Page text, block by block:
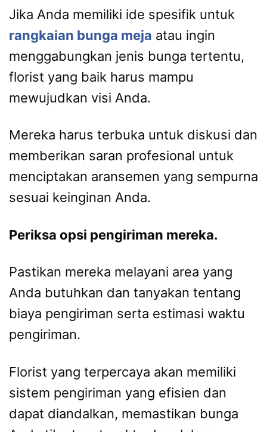
Jika Anda memiliki ide spesifik untuk
rangkaian bunga meja atau ingin
menggabungkan jenis bunga tertentu,
florist yang baik harus mampu
mewujudkan visi Anda.
Mereka harus terbuka untuk diskusi dan
memberikan saran profesional untuk
menciptakan aransemen yang sempurna
sesuai keinginan Anda.
Periksa opsi pengiriman mereka.
Pastikan mereka melayani area yang
Anda butuhkan dan tanyakan tentang
biaya pengiriman serta estimasi waktu
pengiriman.
Florist yang terpercaya akan memiliki
sistem pengiriman yang efisien dan
dapat diandalkan, memastikan bunga